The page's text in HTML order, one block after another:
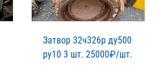
Затвор 32ч326р ду500
ру10 3 шт. 25000₽/шт.